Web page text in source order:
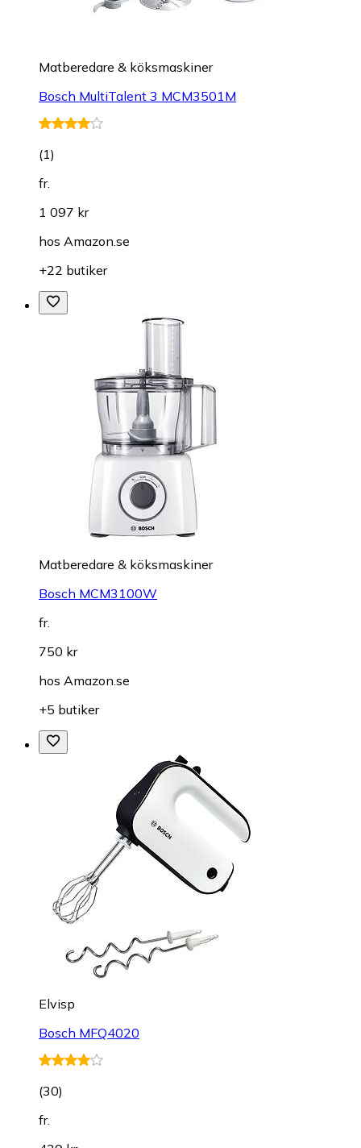
Matberedare & köksmaskiner
Bosch MultiTalent 3 MCM3501M
(1)
fr.
1 097 kr
hos Amazon.se
+22 butiker
Matberedare & köksmaskiner
Bosch MCM3100W
fr.
750 kr
hos Amazon.se
+5 butiker
Elvisp
Bosch MFQ4020
(30)
fr.